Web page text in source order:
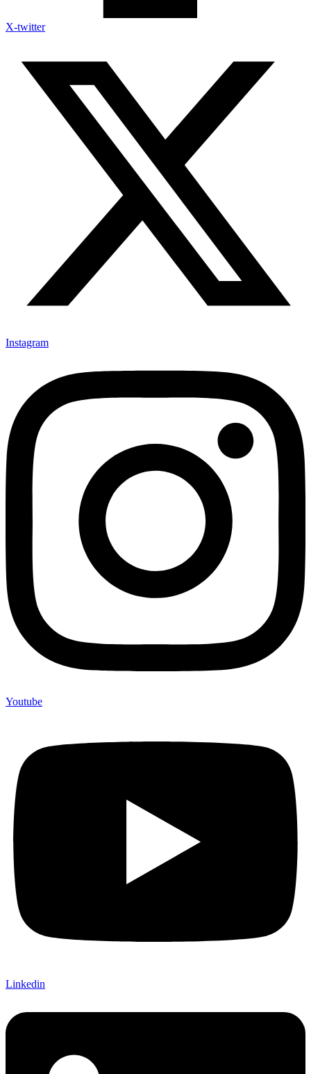
X-twitter
Instagram
Youtube
Linkedin